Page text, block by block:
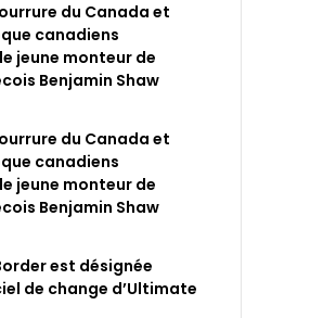
du Canada et
canadiens
jeune monteur de
Benjamin Shaw
du Canada et
canadiens
jeune monteur de
Benjamin Shaw
est désignée
de change d’Ultimate